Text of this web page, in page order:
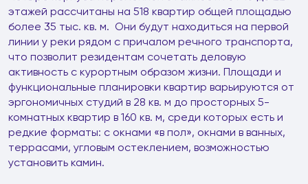
этажей рассчитаны на 518 квартир общей площадью
более 35 тыс. кв. м. Они будут находиться на первой
линии у реки рядом с причалом речного транспорта,
что позволит резидентам сочетать деловую
активность с курортным образом жизни. Площади и
функциональные планировки квартир варьируются от
эргономичных студий в 28 кв. м до просторных 5-
комнатных квартир в 160 кв. м, среди которых есть и
редкие форматы: с окнами «в пол», окнами в ванных,
террасами, угловым остеклением, возможностью
установить камин.